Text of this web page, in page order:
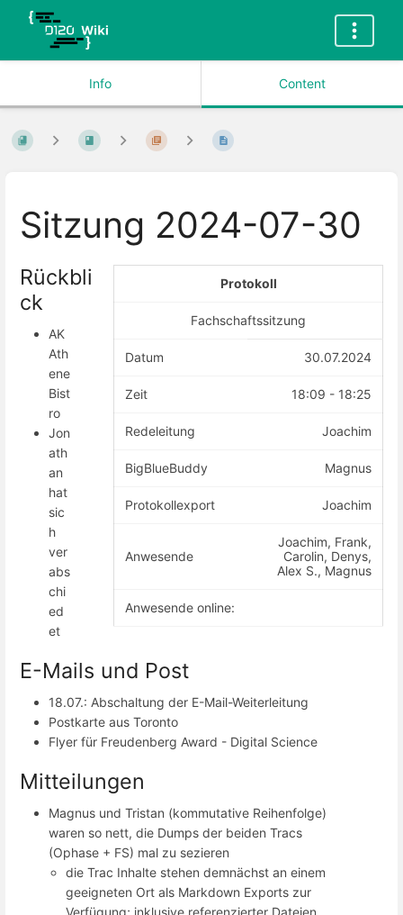
Info Content
Sitzung 2024-07-30
Protokoll
Fachschaftssitzung
Datum 30.07.2024
Zeit 18:09 - 18:25
Redeleitung Joachim
BigBlueBuddy Magnus
Protokollexport Joachim
Anwesende
Joachim, Frank,
Carolin, Denys,
Alex S., Magnus
Anwesende online:
Rückbli
ck
AK
Ath
ene
Bist
ro
Jon
ath
an
hat
sic
h
ver
abs
chi
ed
et
E-Mails und Post
18.07.: Abschaltung der E-Mail-Weiterleitung
Postkarte aus Toronto
Flyer für Freudenberg Award - Digital Science
Mitteilungen
Magnus und Tristan (kommutative Reihenfolge)
waren so nett, die Dumps der beiden Tracs
(Ophase + FS) mal zu sezieren
die Trac Inhalte stehen demnächst an einem
geeigneten Ort als Markdown Exports zur